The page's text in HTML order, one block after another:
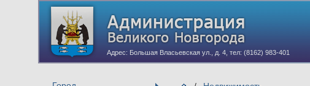
Адрес: Большая Власьевская ул., д. 4, тел: (8162) 983-401